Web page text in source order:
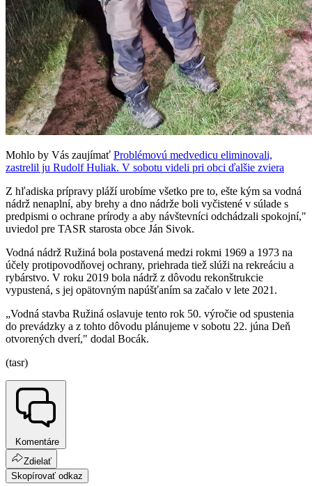
Mohlo by Vás zaujímať Problémovú medvedicu eliminovali,
zastrelil ju Rudolf Huliak. V sobotu videli pri obci ďalšie zviera
Z hľadiska prípravy pláží urobíme všetko pre to, ešte kým sa vodná
nádrž nenaplní, aby brehy a dno nádrže boli vyčistené v súlade s
predpismi o ochrane prírody a aby návštevníci odchádzali spokojní,"
uviedol pre TASR starosta obce Ján Sivok.
Vodná nádrž Ružiná bola postavená medzi rokmi 1969 a 1973 na
účely protipovodňovej ochrany, priehrada tiež slúži na rekreáciu a
rybárstvo. V roku 2019 bola nádrž z dôvodu rekonštrukcie
vypustená, s jej opätovným napúšťaním sa začalo v lete 2021.
„Vodná stavba Ružiná oslavuje tento rok 50. výročie od spustenia
do prevádzky a z tohto dôvodu plánujeme v sobotu 22. júna Deň
otvorených dverí," dodal Bocák.
(tasr)
Komentáre
Zdielať
Skopírovať odkaz